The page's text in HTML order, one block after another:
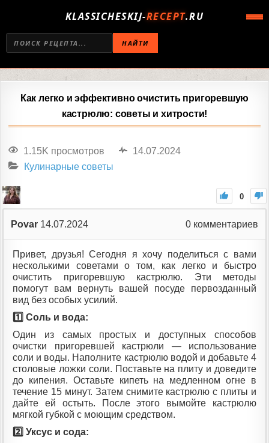
KLASSICHESKIJ-RECEPT.RU
НАЙТИ
Как легко и эффективно очистить пригоревшую
кастрюлю: советы и хитрости!
1.15K просмотров
14.07.2024
Кулинарные советы
0
Povar 14.07.2024 0 комментариев
Привет, друзья! Сегодня я хочу поделиться с вами
несколькими советами о том, как легко и быстро
очистить пригоревшую кастрюлю. Эти методы
помогут вам вернуть вашей посуде первозданный
вид без особых усилий.
1️⃣ Соль и вода:
Один из самых простых и доступных способов
очистки пригоревшей кастрюли — использование
соли и воды. Наполните кастрюлю водой и добавьте 4
столовые ложки соли. Поставьте на плиту и доведите
до кипения. Оставьте кипеть на медленном огне в
течение 15 минут. Затем снимите кастрюлю с плиты и
дайте ей остыть. После этого вымойте кастрюлю
мягкой губкой с моющим средством.
2️⃣ Уксус и сода: